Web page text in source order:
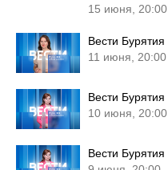
15 июня, 20:00
Вести Бурятия
11 июня, 20:00
Вести Бурятия
10 июня, 20:00
Вести Бурятия